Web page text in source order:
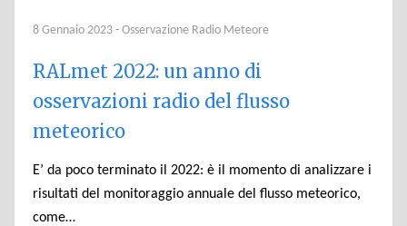
8 Gennaio 2023 - Osservazione Radio Meteore
RALmet 2022: un anno di
osservazioni radio del flusso
meteorico
E’ da poco terminato il 2022: è il momento di analizzare i
risultati del monitoraggio annuale del flusso meteorico,
come…